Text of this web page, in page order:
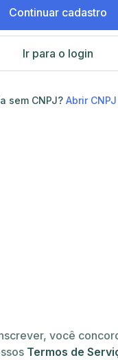
Continuar cadastro
Ir para o login
sem CNPJ? Abrir CNPJ
você
Termos de